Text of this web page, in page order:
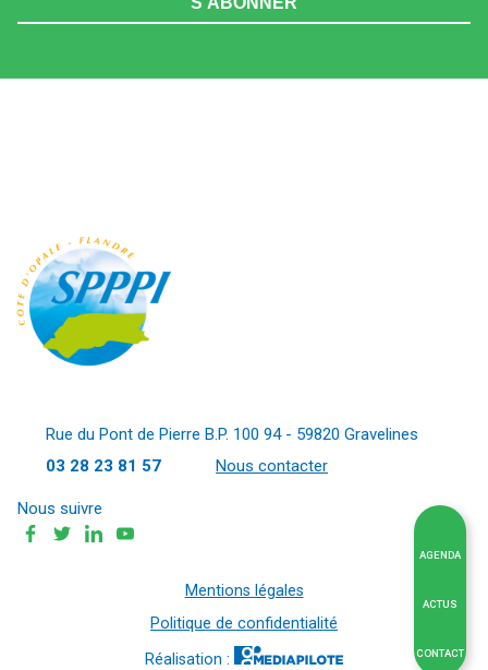
AGENDA
ACTUS
CONTACT
Rue du Pont de Pierre B.P. 100 94 - 59820 Gravelines
03 28 23 81 57
Nous contacter
Nous suivre
Mentions légales
Politique de confidentialité
Réalisation :